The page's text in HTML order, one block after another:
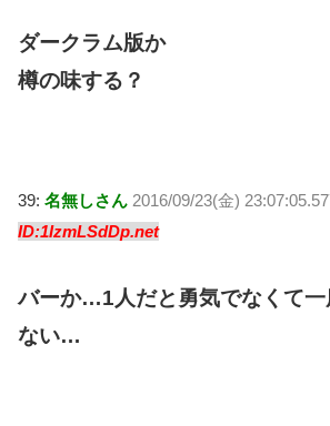
ダークラム版か
樽の味する？
39: 名無しさん 2016/09/23(金)
ID:1IzmLSdDp.net
バーか…1人だと勇気でなくて一
ない…